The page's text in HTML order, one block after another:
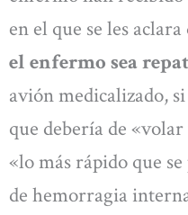
en el que se les aclara
el enfermo sea
avión medicalizado,
que debería de
«lo más rápido que
de hemorragia